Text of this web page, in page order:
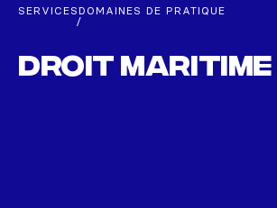
SERVICES
/
DOMAINES DE PRATIQUE
Droit maritime